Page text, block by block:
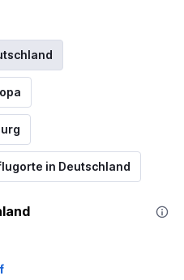
in Deutschland